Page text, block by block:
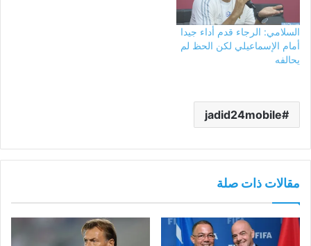
السلامي: الرجاء قدم أداء جيدا
أمام الإسماعيلي لكن الحظ لم
يحالفه
jadid24mobile
مقالات ذات صلة